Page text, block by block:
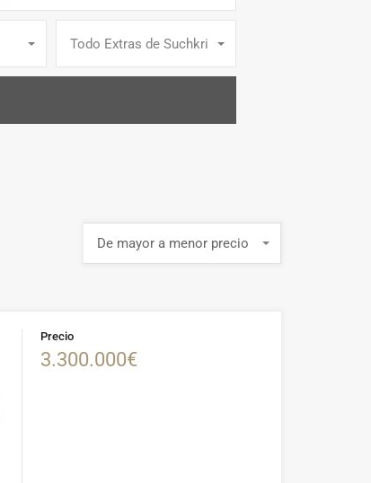
Todo Extras de Suchkriterien
De mayor a menor precio
Precio
3.300.000€